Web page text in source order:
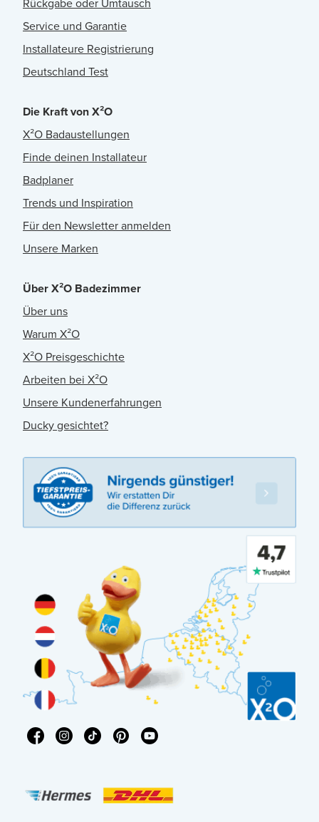
Service und Garantie
Installateure Registrierung
Deutschland Test
Die Kraft von X²O
X²O Badaustellungen
Finde deinen Installateur
Badplaner
Trends und Inspiration
Für den Newsletter anmelden
Unsere Marken
Über X²O Badezimmer
Über uns
Warum X²O
X²O Preisgeschichte
Arbeiten bei X²O
Unsere Kundenerfahrungen
Ducky gesichtet?